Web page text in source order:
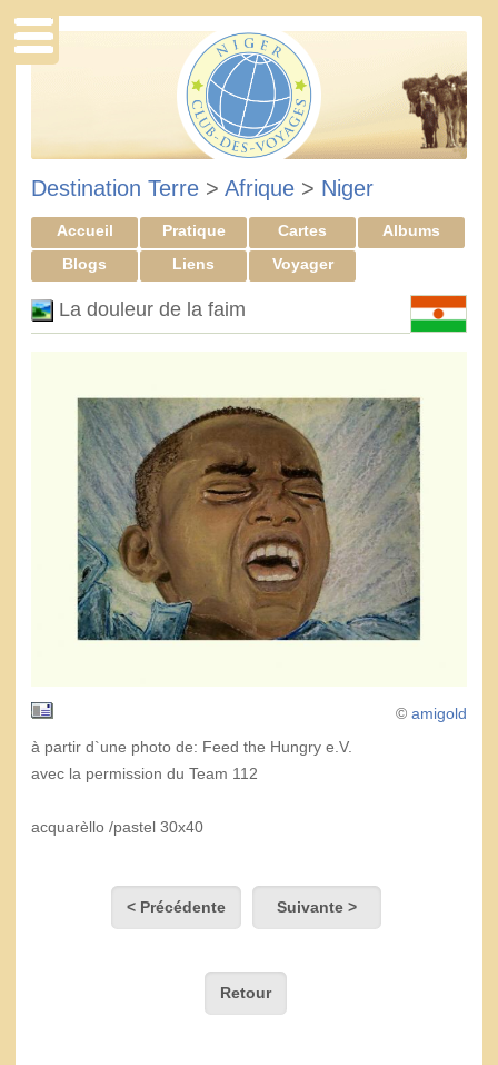
Destination Terre > Afrique > Niger
Accueil Pratique Cartes
Albums
Blogs
Liens Voyager
La douleur de la faim
© amigold
à partir d`une photo de: Feed the Hungry e.V.
avec la permission du Team 112
acquarèllo /pastel 30x40
< Précédente Suivante >
Retour